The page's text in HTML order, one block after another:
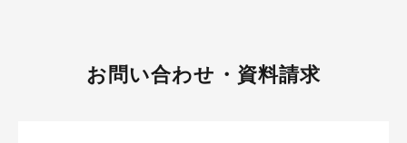
お問い合わせ・資料請求